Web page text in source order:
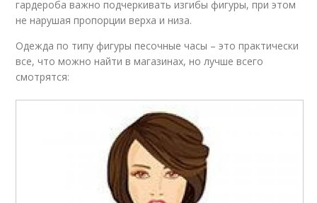
гардероба важно подчеркивать изгибы фигуры, при этом
не нарушая пропорции верха и низа.
Одежда по типу фигуры песочные часы – это практически
все, что можно найти в магазинах, но лучше всего
смотрятся: